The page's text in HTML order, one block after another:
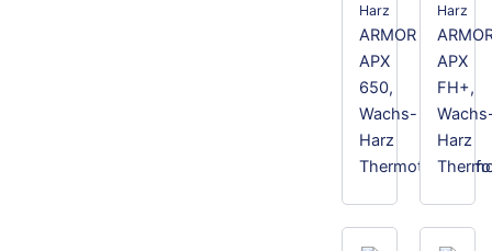
Harz
ARMOR
APX
650,
Wachs-
Harz
Harz
APX
FH+,
Harz